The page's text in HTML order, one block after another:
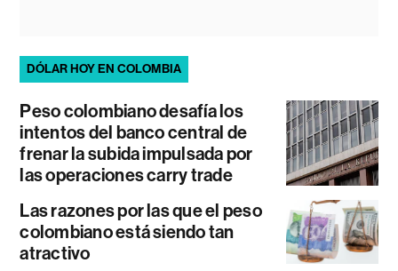
DÓLAR HOY EN COLOMBIA
Peso colombiano desafía los
intentos del banco central de
frenar la subida impulsada por
las operaciones carry trade
Las razones por las que el peso
colombiano está siendo tan
atractivo